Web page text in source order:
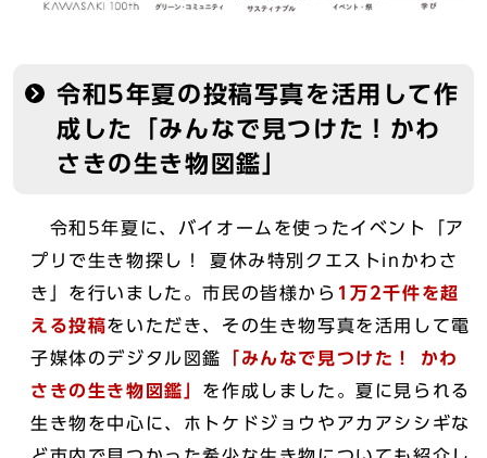
令和5年夏の投稿写真を活用して作
成した「みんなで見つけた！かわ
さきの生き物図鑑」
令和5年夏に、バイオームを使ったイベント「ア
プリで生き物探し！ 夏休み特別クエストinかわさ
き」を行いました。市民の皆様から 1万2千件を超
える投稿をいただき、その生き物写真を活用して電
子媒体のデジタル図鑑
「みんなで見つけた！ かわ
さきの生き物図鑑」 を作成しました。夏に見られる
生き物を中心に、ホトケドジョウやアカアシシギな